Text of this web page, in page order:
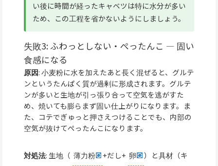
い後に時間が経ったキャベツは特に水分が多い
ため、この工程を省かないようにしましょう。
失敗3: ふわっとしない・ぺったんこ — 固い
食感になる
原因: 小麦粉に水を加えたあと長く混ぜると、グルテ
ンというたんぱく質が過剰に形成されます。グルテ
ンが多いと生地が引っ張り合って空気を逃がすた
め、焼いても膨らまず固い仕上がりになります。ま
た、コテでぎゅっと押さえつけることでも、内部の
空気が抜けてぺったんこになります。
対処法: 生地（ 薄力粉 +だし+ 卵
）と具材（キ